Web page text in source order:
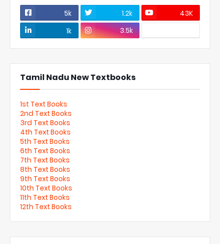
5k 1.2k
43K
1k
3.5k
Tamil Nadu New Textbooks
1st Text Books
2nd Text Books
3rd Text Books
4th Text Books
5th Text Books
6th Text Books
7th Text Books
8th Text Books
9th Text Books
10th Text Books
11th Text Books
12th Text Books